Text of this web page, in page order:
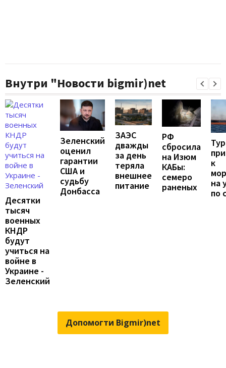
Внутри "Новости bigmir)net
Десятки
тысяч
военных
КНДР
будут
учиться на
войне в
Украине -
Зеленский
Зеленский
оценил
гарантии
США и
судьбу
Донбасса
ЗАЭС
дважды
за день
теряла
внешнее
питание
РФ
сбросила
на Изюм
КАБы:
семеро
раненых
к
на
по
Допомогти Bigmir)net